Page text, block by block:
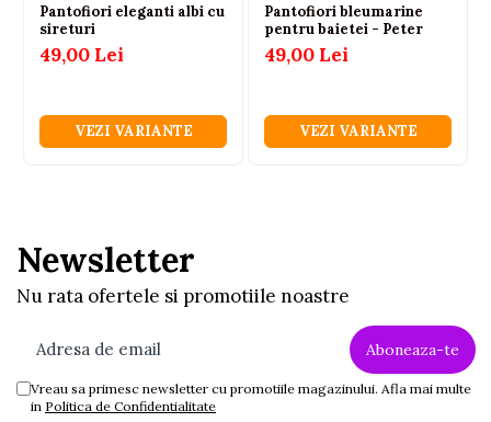
Pantofiori eleganti albi cu
sireturi
49,00 Lei
VEZI VARIANTE
Pantofiori bleumarine
pentru baietei - Peter
49,00 Lei
VEZI VARIANTE
Newsletter
Nu rata ofertele si promotiile noastre
Vreau sa primesc newsletter cu promotiile magazinului. Afla mai multe
in Politica de Confidentialitate